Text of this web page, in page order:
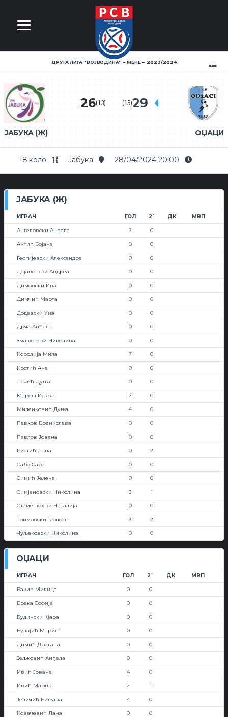
ДРУГА ЛИГА ''ВОЈВОДИНА'' ЖЕНЕ 2023/2024
ЈАБУКА (Ж)
26(13)
ОЏАЦИ
(15)29
18.коло Јабука 28/04/2024 20:00
ЈАБУКА (Ж)
ИГРАЧ ГОЛ 2` ДК МВП
Ангеловски Анђела 7 0
Антић Бојана 0 0
Геогијевски Александра 0 0
Дејановски Андреа 0 0
Димовски Ива 0 0
Димчић Марта 0 0
Додевски Уна 0 0
Дрча Анђела 0 0
Змајковски Николина 0 0
Королија Мила 7 0
Крстић Ана 0 0
Лечић Дуња 0 0
Мареш Искра 2 0
Миленковић Дуња 4 0
Павков Бранислава 0 0
Павлов Јована 0 0
Ристић Лана 0 2
Сабо Сара 0 0
Симић Јелена 0 0
Симјановски Николина 3 1
Стаменкоски Наталија 0 0
Тримовски Теодора 3 2
Чуљаковски Николина 0 0
ОЏАЦИ
ИГРАЧ ГОЛ 2` ДК МВП
Бакић Милица 0 0
Брека Софија 0 0
Будински Кјара 0 0
Булајић Марина 0 0
Димић Драгана 0 0
Зељковић Анђела 0 0
Ивић Јована 4 0
Ивић Марија 2 1
Јеличић Биљана 4 0
Ковачевић Лана 0 0